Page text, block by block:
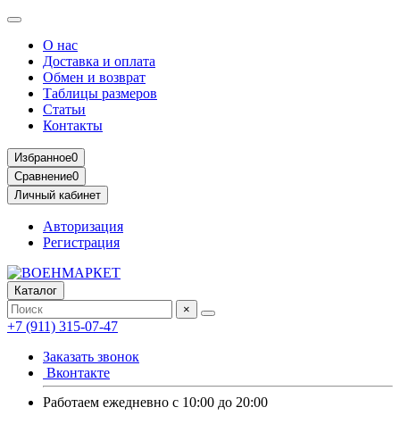
О нас
Доставка и оплата
Обмен и возврат
Таблицы размеров
Статьи
Контакты
Избранное0
Сравнение0
Личный кабинет
Авторизация
Регистрация
Каталог
×
+7 (911) 315-07-47
Заказать звонок
Вконтакте
Работаем ежедневно с 10:00 до 20:00